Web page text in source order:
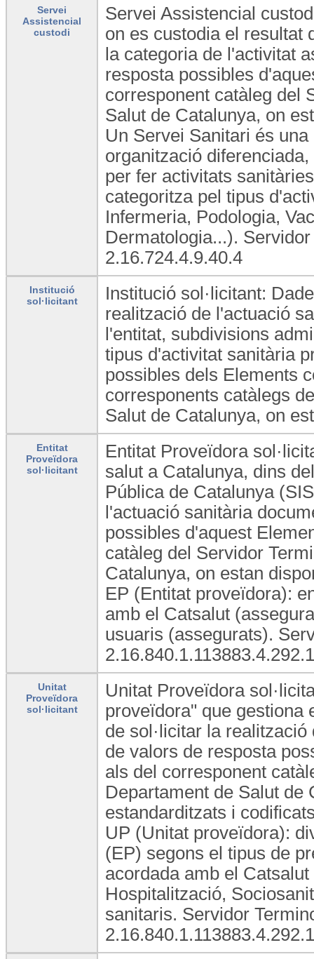
Servei
Assistencial
custodi
Servei Assistencial
on es custodia el resultat
la categoria de l'activitat
resposta possibles
corresponent catàleg del
Salut de Catalunya, on
Un Servei Sanitari és
organització
per fer activitats
categoritza pel tipus
Infermeria, Podologia,
Dermatologia...).
2.16.724.4.9.40.4
Institució
sol·licitant
Institució sol·licitant:
realització de l'actuació
l'entitat, subdivisions
tipus d'activitat sanitària
possibles dels Elements
corresponents catàlegs
Salut de Catalunya, on
Entitat
Proveïdora
sol·licitant
Entitat Proveïdora
salut a Catalunya, dins
Pública de Catalunya
l'actuació sanitària
possibles d'aquest
catàleg del Servidor
Catalunya, on estan
EP (Entitat proveïdora):
amb el Catsalut
usuaris (assegurats).
Unitat
Proveïdora
sol·licitant
Unitat Proveïdora
proveïdora" que gestiona
de sol·licitar la
de valors de resposta
als del corresponent
Departament de Salut de
estandarditzats i
UP (Unitat proveïdora):
(EP) segons el tipus de
acordada amb el
Hospitalització,
sanitaris. Servidor